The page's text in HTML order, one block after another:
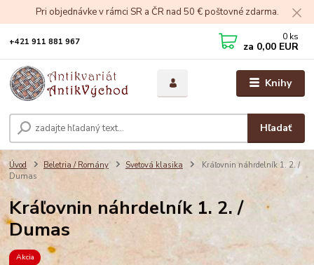
Pri objednávke v rámci SR a ČR nad 50 € poštovné zdarma.
Knihy
Hľadať
+421 911 881 967 0 ks
za 0,00 EUR
Úvod Beletria / Romány Svetová klasika
Kráľovnin náhrdelník 1. 2. /
Dumas
Kráľovnin náhrdelník 1. 2. /
Dumas
Akcia